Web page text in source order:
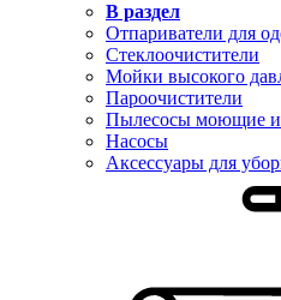
В раздел
Отпариватели для
Стеклоочистители
Мойки высокого
Пароочистители
Пылесосы моющие
Насосы
Аксессуары для